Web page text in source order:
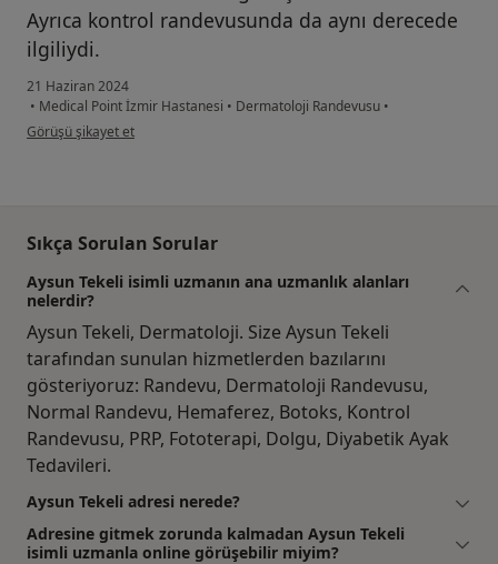
Ayrıca kontrol randevusunda da aynı derecede
ilgiliydi.
21 Haziran 2024
• Medical Point İzmir Hastanesi • Dermatoloji Randevusu •
kullanıcının görüşüne göre ec...
Görüşü şikayet et
Sıkça Sorulan Sorular
Aysun Tekeli isimli uzmanın ana uzmanlık alanları
nelerdir?
Aysun Tekeli, Dermatoloji. Size Aysun Tekeli
tarafından sunulan hizmetlerden bazılarını
gösteriyoruz: Randevu, Dermatoloji Randevusu,
Normal Randevu, Hemaferez, Botoks, Kontrol
Randevusu, PRP, Fototerapi, Dolgu, Diyabetik Ayak
Tedavileri.
Aysun Tekeli adresi nerede?
Adresine gitmek zorunda kalmadan Aysun Tekeli
isimli uzmanla online görüşebilir miyim?